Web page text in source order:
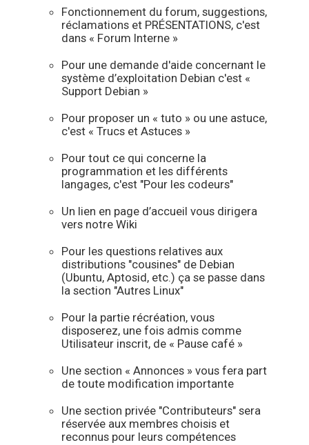
Fonctionnement du forum, suggestions,
réclamations et PRÉSENTATIONS, c'est
dans « Forum Interne »
Pour une demande d'aide concernant le
système d’exploitation Debian c'est «
Support Debian »
Pour proposer un « tuto » ou une astuce,
c'est « Trucs et Astuces »
Pour tout ce qui concerne la
programmation et les différents
langages, c'est "Pour les codeurs"
Un lien en page d’accueil vous dirigera
vers notre Wiki
Pour les questions relatives aux
distributions "cousines" de Debian
(Ubuntu, Aptosid, etc.) ça se passe dans
la section "Autres Linux"
Pour la partie récréation, vous
disposerez, une fois admis comme
Utilisateur inscrit, de « Pause café »
Une section « Annonces » vous fera part
de toute modification importante
Une section privée "Contributeurs" sera
réservée aux membres choisis et
reconnus pour leurs compétences